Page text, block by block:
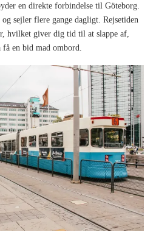
en direkte forbindelse til Göteborg.
sejler flere gange dagligt. Rejsetiden
hvilket giver dig tid til at slappe af,
en bid mad ombord.